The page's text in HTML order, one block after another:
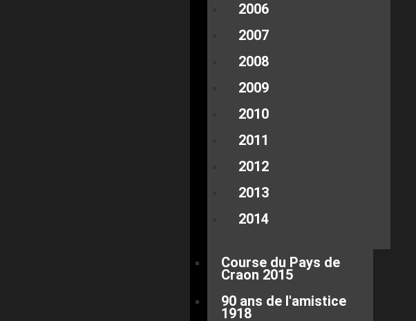
2006
2007
2008
2009
2010
2011
2012
2013
2014
Course du Pays de
Craon 2015
90 ans de l'amistice
1918